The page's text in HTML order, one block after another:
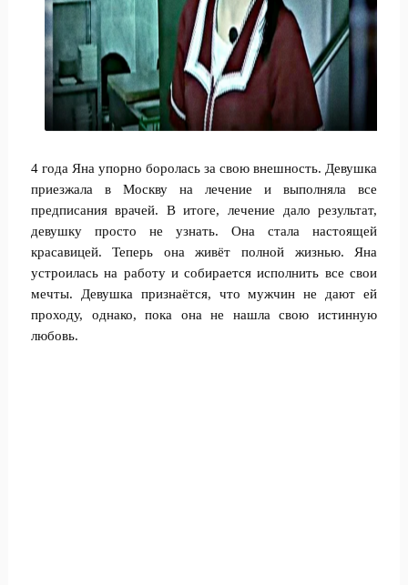
4 года Яна упорно боролась за свою внешность. Девушка
приезжала в Москву на лечение и выполняла все
предписания врачей. В итоге, лечение дало результат,
девушку просто не узнать. Она стала настоящей
красавицей. Теперь она живёт полной жизнью. Яна
устроилась на работу и собирается исполнить все свои
мечты. Девушка признаётся, что мужчин не дают ей
проходу, однако, пока она не нашла свою истинную
любовь.